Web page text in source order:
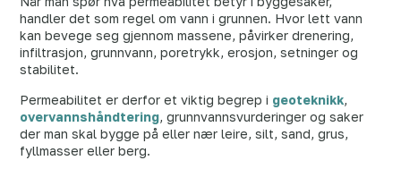
handler det som regel om vann i grunnen. Hvor lett vann
kan bevege seg gjennom massene, påvirker drenering,
infiltrasjon, grunnvann, poretrykk, erosjon, setninger og
stabilitet.
Permeabilitet er derfor et viktig begrep i geoteknikk,
overvannshåndtering, grunnvannsvurderinger og saker
der man skal bygge på eller nær leire, silt, sand, grus,
fyllmasser eller berg.